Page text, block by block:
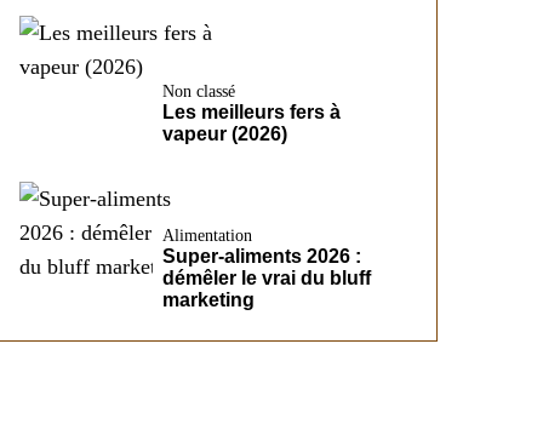
Non classé
Les meilleurs fers à
vapeur (2026)
Alimentation
Super-aliments 2026 :
démêler le vrai du bluff
marketing